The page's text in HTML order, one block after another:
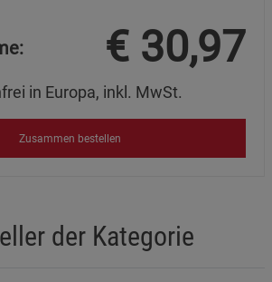
€ 30,97
in Europa, inkl. MwSt.
Zusammen bestellen
der Kategorie